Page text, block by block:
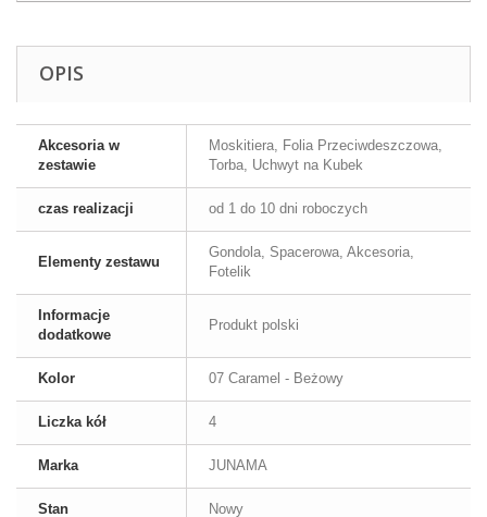
OPIS
Akcesoria w
zestawie
Moskitiera, Folia Przeciwdeszczowa,
Torba, Uchwyt na Kubek
czas realizacji od 1 do 10 dni roboczych
Elementy zestawu
Gondola, Spacerowa, Akcesoria,
Fotelik
Informacje
dodatkowe
Produkt polski
Kolor 07 Caramel - Beżowy
Liczka kół 4
Marka JUNAMA
Stan Nowy